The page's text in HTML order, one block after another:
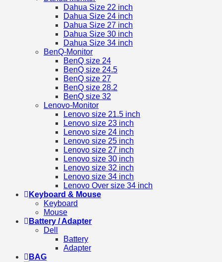
Dahua Size 22 inch
Dahua Size 24 inch
Dahua Size 27 inch
Dahua Size 30 inch
Dahua Size 34 inch
BenQ-Monitor
BenQ size 24
BenQ size 24.5
BenQ size 27
BenQ size 28.2
BenQ size 32
Lenovo-Monitor
Lenovo size 21.5 inch
Lenovo size 23 inch
Lenovo size 24 inch
Lenovo size 25 inch
Lenovo size 27 inch
Lenovo size 30 inch
Lenovo size 32 inch
Lenovo size 34 inch
Lenovo Over size 34 inch
Keyboard & Mouse
Keyboard
Mouse
Battery / Adapter
Dell
Battery
Adapter
BAG